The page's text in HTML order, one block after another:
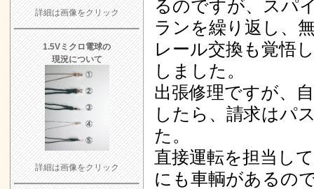
るのですが、スパ
ランを繰り返し、
レール交換も覚悟
しました。
出張修理ですが、
したら、請求はパ
た。
直接運転を担当し
にも車輌があるの
詳細は画像をクリック
1.5Vミクロ電球の
現況について
詳細は画像をクリック